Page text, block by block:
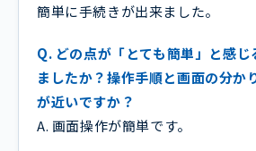
簡単に手続きが出来ました。
Q. どの点が「とても簡単」と感じ
ましたか？操作手順と画面の分か
が近いですか？
A. 画面操作が簡単です。